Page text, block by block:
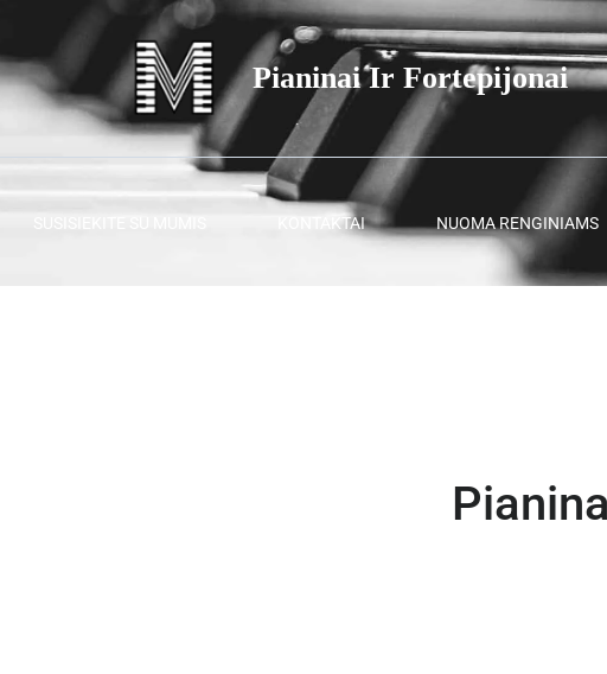
Pianinai Ir Fortepijonai
KONTAKTAI NUOMA RENGINIAMS